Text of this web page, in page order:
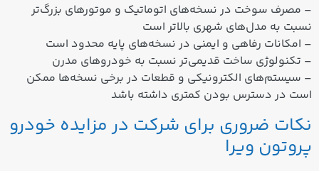
– مصرف سوخت در نسخه‌های اتوماتیک و موتورهای بزرگ‌تر
نسبت به مدل‌های شهری بالاتر است
– امکانات رفاهی و ایمنی در نسخه‌های پایه محدود است
– تکنولوژی ساخت قدیمی‌تر نسبت به خودروهای مدرن
– سیستم‌های الکترونیکی و قطعات در برخی نسخه‌ها ممکن
است در دسترس بودن کمتری داشته باشد
نکات ضروری برای شرکت در مزایده خودرو
پروتون ویرا